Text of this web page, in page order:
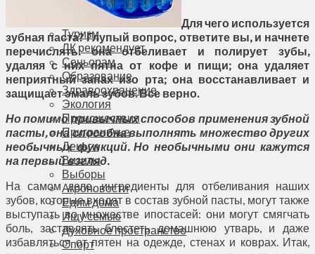
Фоторепортаж
Туризм
ЛК рекомендует
Сеньорам
Образование
Здравоохранение
Экология
Происшествия
Приграничье
Деньги
Визиты
Выборы
Агроновости
Едим дома
Ищу семью
Духовное пространство
Спорт
Для чего используется
зубная паста? Глупый вопрос, ответите вы, и начнете
перечислять: она отбеливает и полирует зубы,
удаляя с них пятна от кофе и пищи; она удаляет
неприятный запах изо рта; она восстанавливает и
защищает эмаль зубов. Все верно.
Но помимо привычных способов применения зубной
пасты, она способна выполнять множество других
необычных функций. Но необычными они кажутся
на первый взгляд.
На самом деле, ингредиенты для отбеливания наших
зубов, которые входят в состав зубной пасты, могут также
выступать во множестве ипостасей: они могут смягчать
боль, заставлять блестеть домашнюю утварь, и даже
избавляться от пятен на одежде, стенах и коврах. Итак,